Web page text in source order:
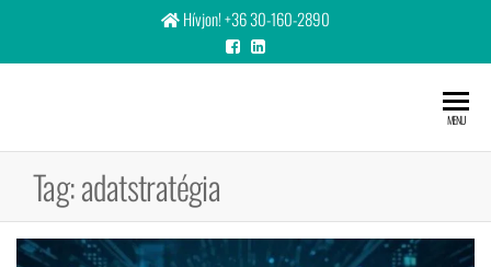
Hívjon! +36 30-160-2890
Ltd
MENU
Tag:adatstratégia